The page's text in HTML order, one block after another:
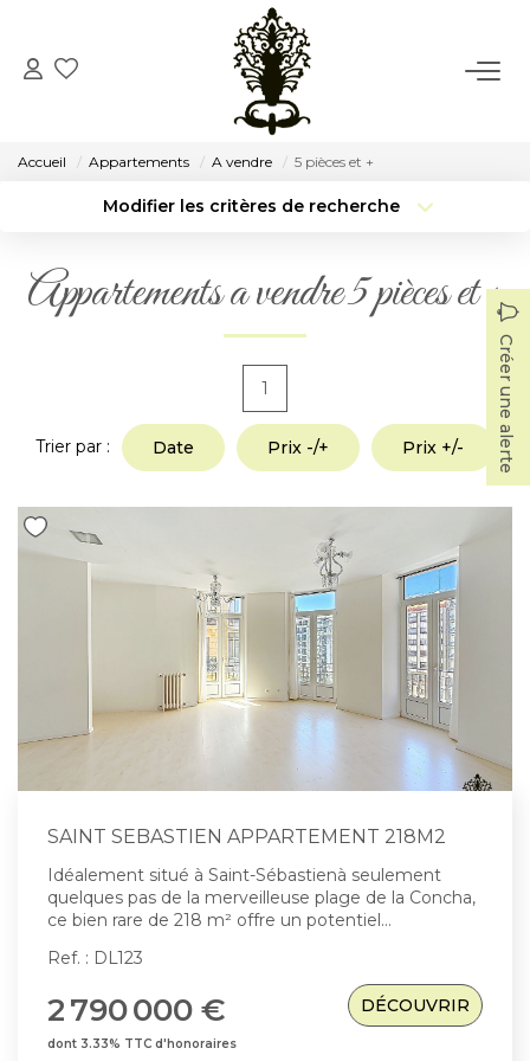
ACCUEIL
CONSEIL
NOTRE AGENCE
Notre Histoire
CONTACT
EN ES
Accueil Appartements A vendre 5 pièces et +
Modifier les critères de recherche
Sélectionnez...
Type de bien
Surface min
Créer une alerte
Appartements a vendre 5 pièces et +
Créer une alerte
1
Trier par : Date Prix -/+ Prix +/-
SAINT SEBASTIEN APPARTEMENT 218M2
Idéalement situé à Saint-Sébastienà seulement
quelques pas de la merveilleuse plage de la Concha,
ce bien rare de 218 m² offre un potentiel
spacieux appartement se distingue aujourd'hui par
sa configuration en deux logements indépendants,
reliés par un large couloir de distribution privatif. La
première partie de 118m2 environ propose un vaste
séjour avec cuisine ouverte, offrant de beaux
Ref. : DL123
2 790 000 €
dont 3.33% TTC d'honoraires
DÉCOUVRIR